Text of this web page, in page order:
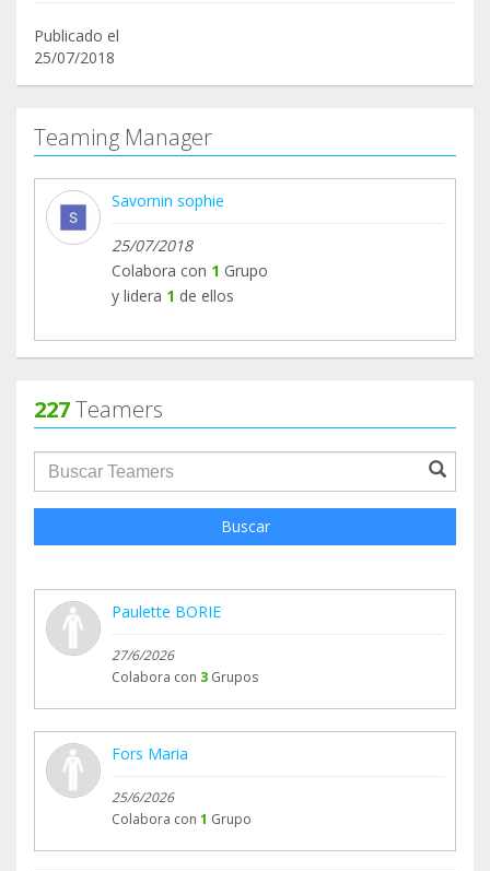
Publicado el
25/07/2018
Teaming Manager
Savornin sophie
25/07/2018
Colabora con 1 Grupo
y lidera 1 de ellos
227Teamers
groupProfile.searchForm.search.text???
Buscar
Paulette BORIE
27/6/2026
Colabora con 3 Grupos
Fors Maria
25/6/2026
Colabora con 1 Grupo